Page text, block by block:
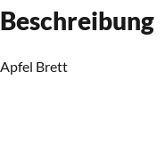
Beschreibung
Apfel Brett